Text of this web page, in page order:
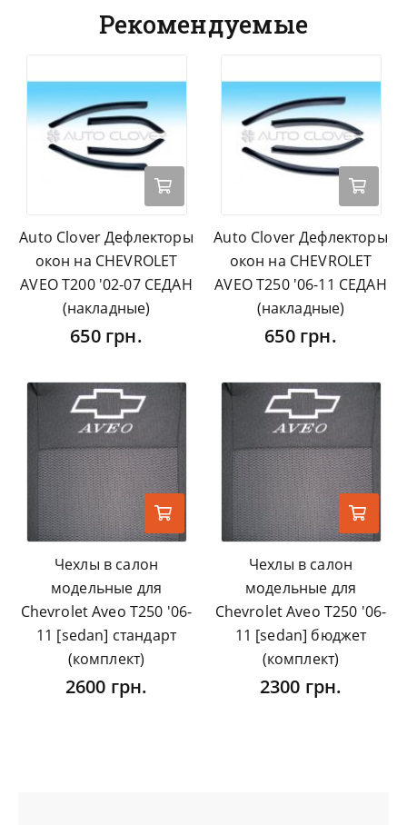
Рекомендуемые
Auto Clover Дефлекторы
окон на CHEVROLET
AVEO T200 '02-07 СЕДАН
(накладные)
650 грн.
Auto Clover Дефлекторы
окон на CHEVROLET
AVEO T250 '06-11 СЕДАН
(накладные)
650 грн.
Чехлы в салон
модельные для
Chevrolet Aveo T250 '06-
11 [sedan] стандарт
(комплект)
2600 грн.
Чехлы в салон
модельные для
Chevrolet Aveo T250 '06-
11 [sedan] бюджет
(комплект)
2300 грн.